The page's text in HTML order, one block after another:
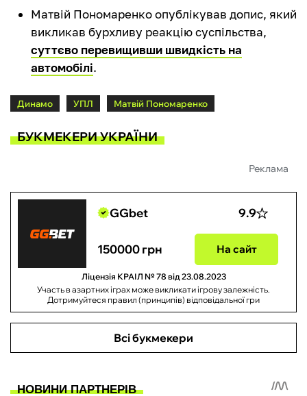
Матвій Пономаренко опублікував допис, який
викликав бурхливу реакцію суспільства,
суттєво перевищивши швидкість на
автомобілі.
Динамо УПЛ Матвій Пономаренко
БУКМЕКЕРИ УКРАЇНИ
Реклама
GGbet 9.9
150000 грн На сайт
Ліцензія КРАІЛ № 78 від 23.08.2023
Участь в азартних іграх може викликати ігрову залежність.
Дотримуйтеся правил (принципів) відповідальної гри
Всі букмекери